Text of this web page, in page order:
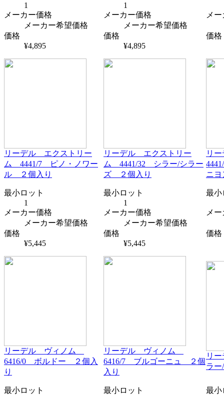
1
メーカー価格
メーカー希望価格
価格
¥4,895
1
メーカー価格
メーカー希望価格
価格
¥4,895
メ
価格
リーデル エクストリー
ム 4441/7 ピノ・ノワー
ル ２個入り
リーデル エクストリー
ム 4441/32 シラー/シラー
ズ ２個入り
リ
ニ
最小ロット
1
メーカー価格
メーカー希望価格
価格
¥5,445
最小ロット
1
メーカー価格
メーカー希望価格
価格
¥5,445
最小
メ
価格
リーデル ヴィノム
6416/0 ボルドー ２個入
り
リーデル ヴィノム
6416/7 ブルゴーニュ ２個
入り
リ
ラ
最小ロット
最小ロット
最小